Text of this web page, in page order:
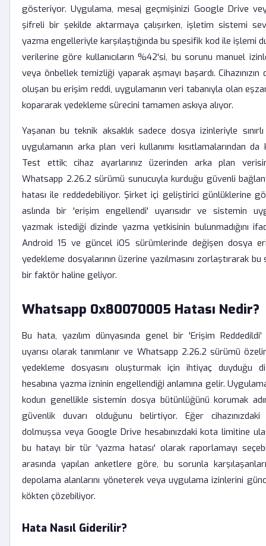
gösteriyor. Uygulama, mesaj geçmişinizi Google Drive
şifreli bir şekilde aktarmaya çalışırken, işletim sistemi
yazma engelleriyle karşılaştığında bu spesifik kod ile işlemi
verilerine göre kullanıcıların %42'si, bu sorunu manuel
veya önbellek temizliği yaparak aşmayı başardı.
oluşan bu erişim reddi, uygulamanın veri tabanıyla olan
kopararak yedekleme sürecini tamamen askıya alıyor.
Yaşanan bu teknik aksaklık sadece dosya izinleriyle
uygulamanın arka plan veri kullanımı kısıtlamalarından da
Test ettik; cihaz ayarlarınız üzerinden arka plan verisini
Whatsapp 2.26.2 sürümü sunucuyla kurduğu güvenli
hatası ile reddedebiliyor. Şirket içi geliştirici günlüklerine
aslında bir 'erişim engellendi' uyarısıdır ve sistemin
yazmak istediği dizinde yazma yetkisinin bulunmadığını
Android 15 ve güncel iOS sürümlerinde değişen dosya
yedekleme dosyalarının üzerine yazılmasını zorlaştırarak
bir faktör haline geliyor.
Whatsapp 0x80070005 Hatası Nedir?
Bu hata, yazılım dünyasında genel bir 'Erişim
uyarısı olarak tanımlanır ve Whatsapp 2.26.2 sürümü
yedekleme dosyasını oluşturmak için ihtiyaç duyduğu
hesabına yazma izninin engellendiği anlamına gelir.
kodun genellikle sistemin dosya bütünlüğünü korumak
güvenlik duvarı olduğunu belirtiyor. Eğer cihazınızdaki
dolmuşsa veya Google Drive hesabınızdaki kota limitine
bu hatayı bir tür 'yazma hatası' olarak raporlamayı
arasında yapılan anketlere göre, bu sorunla
depolama alanlarını yöneterek veya uygulama izinlerini
kökten çözebiliyor.
Hata Nasıl Giderilir?